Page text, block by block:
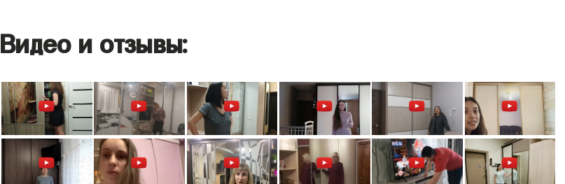
Видео и отзывы: